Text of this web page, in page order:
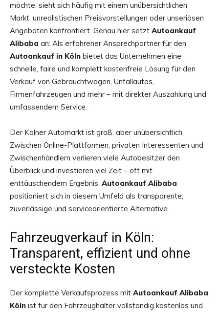
möchte, sieht sich häufig mit einem unübersichtlichen
Markt, unrealistischen Preisvorstellungen oder unseriösen
Angeboten konfrontiert. Genau hier setzt Autoankauf
Alibaba an: Als erfahrener Ansprechpartner für den
Autoankauf in Köln bietet das Unternehmen eine
schnelle, faire und komplett kostenfreie Lösung für den
Verkauf von Gebrauchtwagen, Unfallautos,
Firmenfahrzeugen und mehr – mit direkter Auszahlung und
umfassendem Service.
Der Kölner Automarkt ist groß, aber unübersichtlich.
Zwischen Online-Plattformen, privaten Interessenten und
Zwischenhändlern verlieren viele Autobesitzer den
Überblick und investieren viel Zeit – oft mit
enttäuschendem Ergebnis. Autoankauf Alibaba
positioniert sich in diesem Umfeld als transparente,
zuverlässige und serviceorientierte Alternative.
Fahrzeugverkauf in Köln:
Transparent, effizient und ohne
versteckte Kosten
Der komplette Verkaufsprozess mit Autoankauf Alibaba
Köln ist für den Fahrzeughalter vollständig kostenlos und